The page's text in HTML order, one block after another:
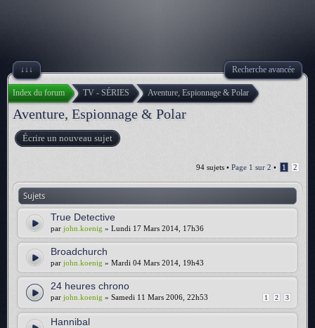
↓↓↓ Recherche avancée
Index du forum TV - SÉRIES Aventure, Espionnage & Polar
Aventure, Espionnage & Polar
Écrire un nouveau sujet
94 sujets • Page 1 sur 2 • 1 2
Sujets
True Detective
par john.koenig » Lundi 17 Mars 2014, 17h36
Broadchurch
par john.koenig » Mardi 04 Mars 2014, 19h43
24 heures chrono
1 2 3
par john.koenig » Samedi 11 Mars 2006, 22h53
Hannibal